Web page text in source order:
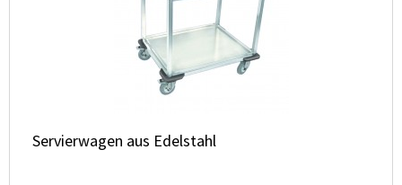
Servierwagen aus Edelstahl